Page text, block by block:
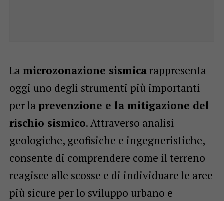
La microzonazione sismicarappresenta
oggi uno degli strumenti più importanti
per la prevenzione e la mitigazione del
rischio sismico. Attraverso analisi
geologiche, geofisiche e ingegneristiche,
consente di comprendere come il terreno
reagisce alle scosse e di individuare le aree
più sicure per lo sviluppo urbano e